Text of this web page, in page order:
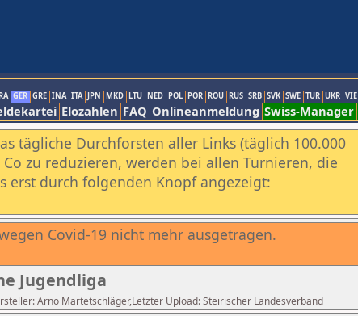
GER GRE INA ITA JPN MKD LTU NED POL POR ROU RUS SRB SVK SWE TUR UKR VIE
Elozahlen FAQ Onlineanmeldung Swiss-Manager
tägliche Durchforsten aller Links (täglich 100.000
zu reduzieren, werden bei allen Turnieren, die
erst durch folgenden Knopf angezeigt:
Covid-19 nicht mehr ausgetragen.
Jugendliga
Arno Martetschläger,Letzter Upload: Steirischer Landesverband